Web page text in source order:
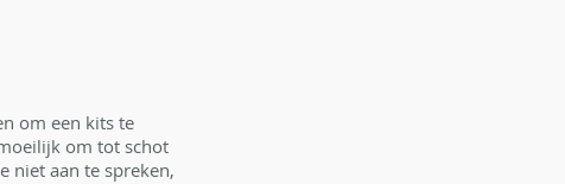
om een kits te
om tot schot
niet aan te spreken,